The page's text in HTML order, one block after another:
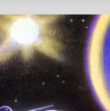
властям и
общество в
жили бы в мире